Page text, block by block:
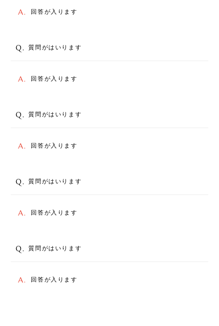
A. 回答が入ります
Q. 質問がはいります
A. 回答が入ります
Q. 質問がはいります
A. 回答が入ります
Q. 質問がはいります
A. 回答が入ります
Q. 質問がはいります
A. 回答が入ります